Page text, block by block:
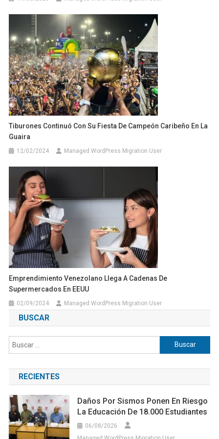
Tiburones Continuó Con Su Fiesta De Campeón Caribeño En La
Guaira
12/02/2024 Managed WordPress Migration User
Emprendimiento Venezolano Llega A Cadenas De
Supermercados En EEUU
02/09/2024 Managed WordPress Migration User
BUSCAR
Buscar:
RECIENTES
Daños Por Sismos Ponen En Riesgo
La Educación De 18.000 Estudiantes
06/08/2026